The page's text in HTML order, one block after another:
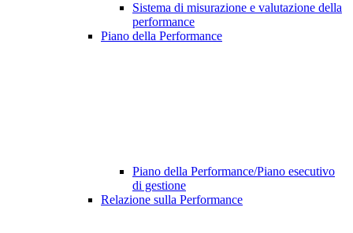
Sistema di misurazione e valutazione della
performance
Piano della Performance
Piano della Performance/Piano esecutivo
di gestione
Relazione sulla Performance